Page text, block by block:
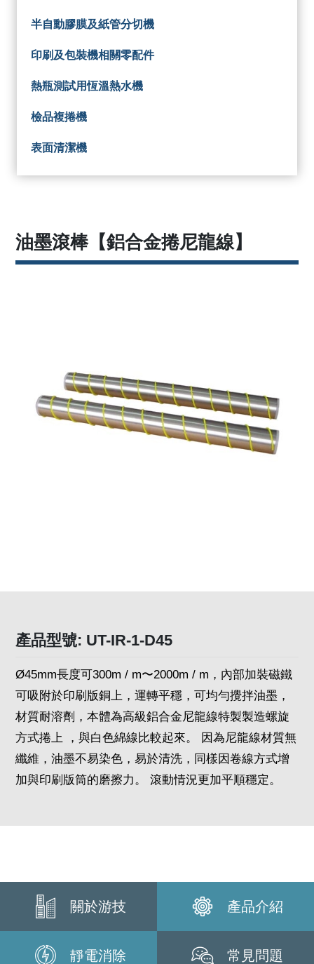
半自動膠膜及紙管分切機
印刷及包裝機相關零配件
熱瓶測試用恆溫熱水機
檢品複捲機
表面清潔機
油墨滾棒【鋁合金捲尼龍線】
產品型號: UT-IR-1-D45
Ø45mm長度可300m / m〜2000m / m，內部加裝磁鐵
可吸附於印刷版銅上，運轉平穩，可均勻攪拌油墨，
材質耐溶劑，本體為高級鋁合金尼龍線特製製造螺旋
方式捲上 ，與白色綿線比較起來。 因為尼龍線材質無
纖維，油墨不易染色，易於清洗，同樣因卷線方式增
加與印刷版筒的磨擦力。 滾動情況更加平順穩定。
關於游技 產品介紹
靜電消除 常見問題